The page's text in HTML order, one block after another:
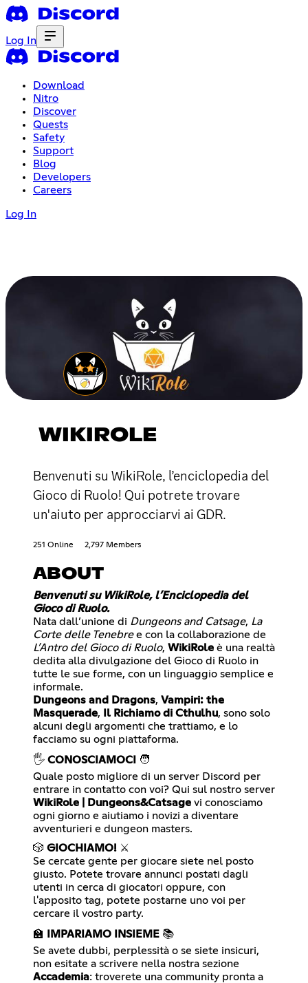
Log In
Download
Nitro
Discover
Quests
Safety
Support
Blog
Developers
Careers
Log In
WIKIROLE
Benvenuti su WikiRole, l’enciclopedia del
Gioco di Ruolo! Qui potrete trovare
un'aiuto per approcciarvi ai GDR.
251 Online 2,797 Members
ABOUT
Benvenuti su WikiRole, l’Enciclopedia del
Gioco di Ruolo.
Nata dall’unione di Dungeons and Catsage, La
Corte delle Tenebree con la collaborazione de
L’Antro del Gioco di Ruolo, WikiRole è una realtà
dedita alla divulgazione del Gioco di Ruolo in
tutte le sue forme, con un linguaggio semplice e
Dungeons and Dragons, Vampiri: the
Masquerade, Il Richiamo di Cthulhu, sono solo
alcuni degli argomenti che trattiamo, e lo
facciamo su ogni piattaforma.
🖐️ CONOSCIAMOCI
🧑
Quale posto migliore di un server Discord per
entrare in contatto con voi? Qui sul nostro server
WikiRole | Dungeons&Catsage vi conosciamo
ogni giorno e aiutiamo i novizi a diventare
avventurieri e dungeon masters.
🎲 GIOCHIAMO! ⚔️
Se cercate gente per giocare siete nel posto
giusto. Potete trovare annunci postati dagli
utenti in cerca di giocatori oppure, con
l'apposito tag, potete postarne uno voi per
cercare il vostro party.
🏫
IMPARIAMO INSIEME 📚
Se avete dubbi, perplessità o se siete insicuri,
non esitate a scrivere nella nostra sezione
Accademia: troverete una community pronta a